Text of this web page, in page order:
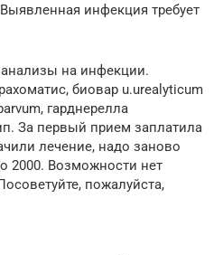
инфекция требует
на инфекции.
биовар u.urealyticum
гарднерелла
За первый прием заплатила
лечение, надо заново
2000. Возможности нет
пожалуйста,